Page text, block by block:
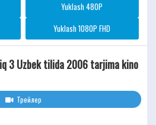
Yuklash 480P
Yuklash 1080P FHD
3 Uzbek tilida 2006 tarjima kino
Трейлер